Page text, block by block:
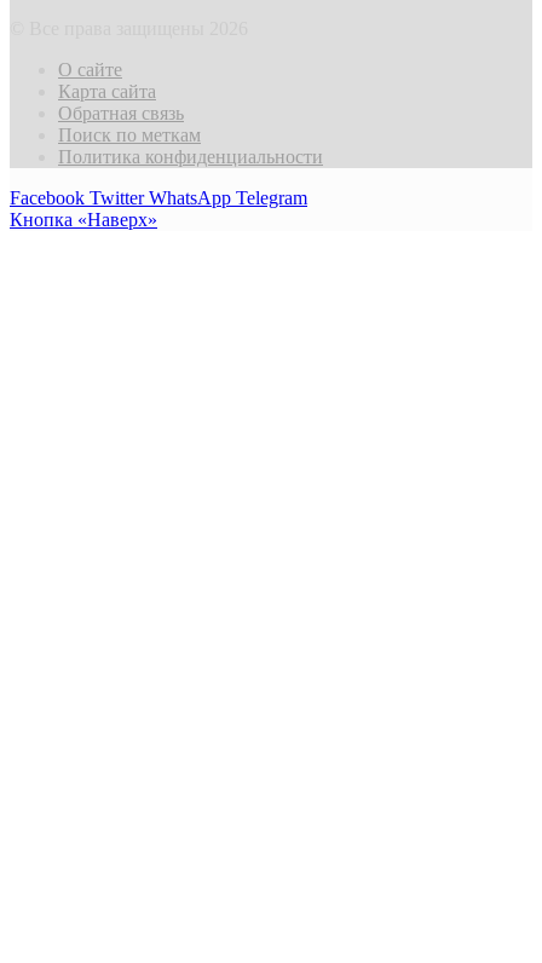
О сайте
Карта сайта
Обратная связь
Поиск по меткам
Политика конфиденциальности
Facebook Twitter WhatsApp Telegram
Кнопка «Наверх»